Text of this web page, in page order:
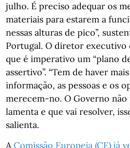
julho. É preciso adequar os
materiais para estarem a
nessas alturas de pico”,
Portugal. O diretor executivo
que é imperativo um “plano
assertivo”. “Tem de haver
informação, as pessoas e os
merecem-no. O Governo não
lamenta e que vai resolver,
salienta.
AComissão Europeia (CE) já